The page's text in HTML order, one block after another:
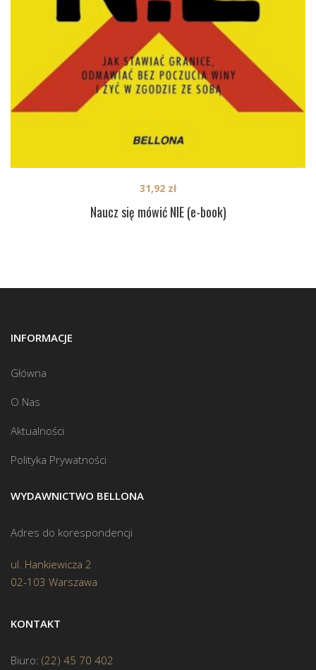
Naucz się mówić NIE (e-book)
31,92 zł
INFORMACJE
Główna
O Nas
Aktualności
Polityka Prywatności
WYDAWNICTWO BELLONA
Adres do korespondencji
ul. Hankiewicza 2
02-103 Warszawa
KONTAKT
Biuro: (22) 45 70 402